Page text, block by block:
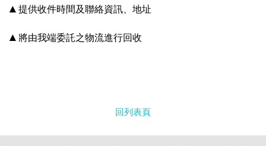
▲ 提供收件時間及聯絡資訊、地址
▲ 將由我端委託之物流進行回收
回列表頁